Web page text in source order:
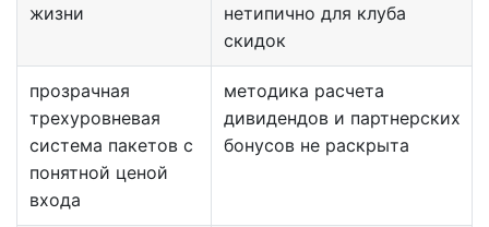
жизни
нетипично для клуба
скидок
прозрачная
трехуровневая
система пакетов с
понятной ценой
входа
методика расчета
дивидендов и партнерских
бонусов не раскрыта